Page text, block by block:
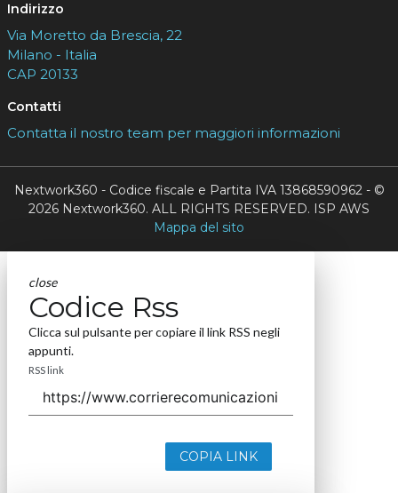
Indirizzo
Via Moretto da Brescia, 22
Milano - Italia
CAP 20133
Contatti
Contatta il nostro team per maggiori informazioni
Nextwork360 - Codice fiscale e Partita IVA 13868590962 - ©
2026 Nextwork360. ALL RIGHTS RESERVED. ISP AWS
Mappa del sito
close
Codice Rss
Clicca sul pulsante per copiare il link RSS negli
appunti.
RSS link
COPIA LINK